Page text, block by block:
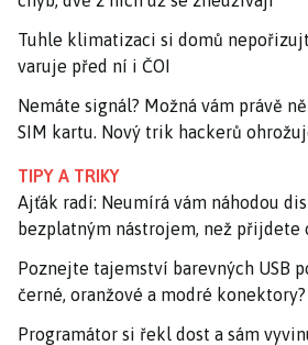
Tuhle klimatizaci si domů
varuje před ní i ČOI
Nemáte signál? Možná vám právě
SIM kartu. Nový trik hackerů
TIPY A TRIKY
Ajťák radí: Neumírá vám náhodou
bezplatným nástrojem, než přijdete
Poznejte tajemství barevných USB
černé, oranžové a modré konektory?
Programátor si řekl dost a sám